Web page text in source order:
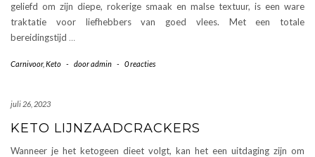
geliefd om zijn diepe, rokerige smaak en malse textuur, is een ware
traktatie voor liefhebbers van goed vlees. Met een totale
bereidingstijd …
Carnivoor, Keto - dooradmin - 0 reacties
juli 26, 2023
KETO LIJNZAADCRACKERS
Wanneer je het ketogeen dieet volgt, kan het een uitdaging zijn om